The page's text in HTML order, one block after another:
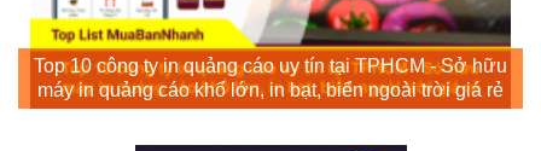
Top 10 công ty in quảng cáo uy tín tại TPHCM - Sở hữu
máy in quảng cáo khổ lớn, in bạt, biển ngoài trời giá rẻ